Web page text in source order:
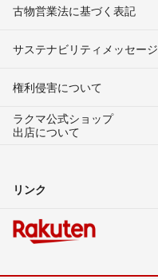
古物営業法に基づく表記
サステナビリティメッセージ
権利侵害について
ラクマ公式ショップ
出店について
リンク